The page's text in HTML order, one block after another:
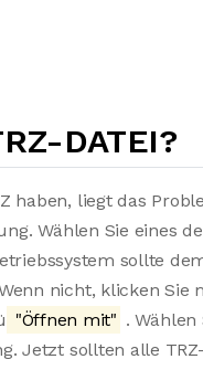
DATEI?
haben, liegt das
Wählen Sie eines
sollte
nicht, klicken Sie
"Öffnen mit" .
Jetzt sollten alle